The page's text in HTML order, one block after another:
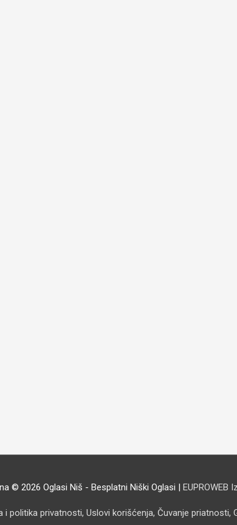
© 2026 Oglasi Niš - Besplatni Niški Oglasi | EUPROWEB
i politika privatnosti, Uslovi korišćenja, Čuvanje priatnosti,